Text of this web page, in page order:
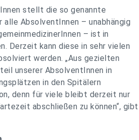
stellt die so genannte
alle AbsolventInnen – unabhängig
– ist in
Derzeit kann diese in sehr vielen
werden. „Aus gezielten
unserer AbsolventInnen in
in den Spitälern
denn für viele bleibt derzeit nur
abschließen zu können“, gibt